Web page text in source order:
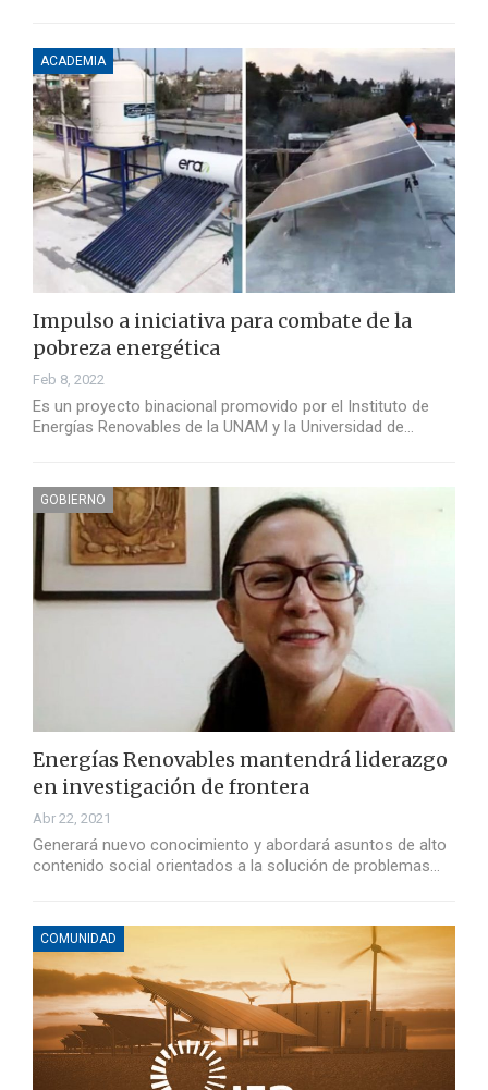
ACADEMIA
Impulso a iniciativa para combate de la
pobreza energética
Feb 8, 2022
Es un proyecto binacional promovido por el Instituto de
Energías Renovables de la UNAM y la Universidad de…
GOBIERNO
Energías Renovables mantendrá liderazgo
en investigación de frontera
Abr 22, 2021
Generará nuevo conocimiento y abordará asuntos de alto
contenido social orientados a la solución de problemas…
COMUNIDAD